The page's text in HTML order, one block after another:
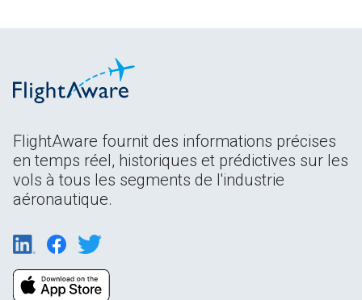
FlightAware fournit des informations précises
en temps réel, historiques et prédictives sur les
vols à tous les segments de l'industrie
aéronautique.